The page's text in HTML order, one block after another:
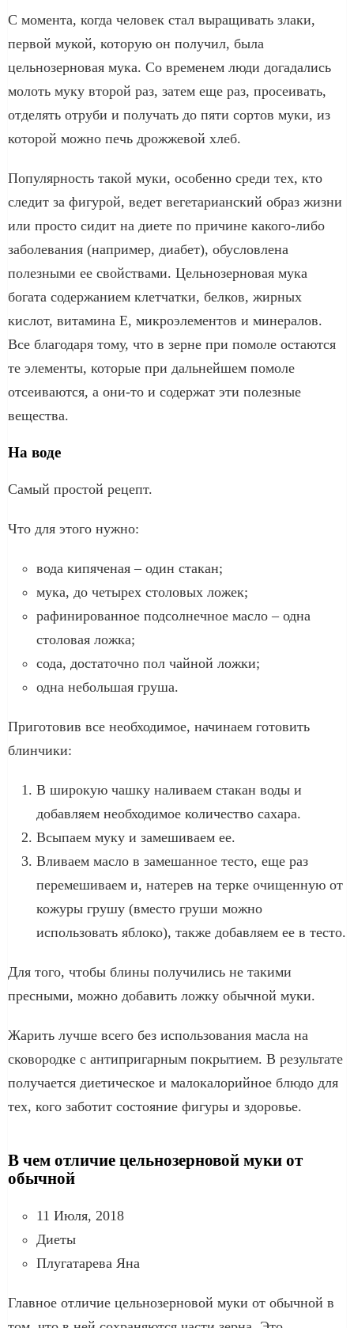
С момента, когда человек стал выращивать злаки,
первой мукой, которую он получил, была
цельнозерновая мука. Со временем люди догадались
молоть муку второй раз, затем еще раз, просеивать,
отделять отруби и получать до пяти сортов муки, из
которой можно печь дрожжевой хлеб.
Популярность такой муки, особенно среди тех, кто
следит за фигурой, ведет вегетарианский образ жизни
или просто сидит на диете по причине какого-либо
заболевания (например, диабет), обусловлена
полезными ее свойствами. Цельнозерновая мука
богата содержанием клетчатки, белков, жирных
кислот, витамина Е, микроэлементов и минералов.
Все благодаря тому, что в зерне при помоле остаются
те элементы, которые при дальнейшем помоле
отсеиваются, а они-то и содержат эти полезные
вещества.
На воде
Самый простой рецепт.
Что для этого нужно:
вода кипяченая – один стакан;
мука, до четырех столовых ложек;
рафинированное подсолнечное масло – одна
столовая ложка;
сода, достаточно пол чайной ложки;
одна небольшая груша.
Приготовив все необходимое, начинаем готовить
блинчики:
В широкую чашку наливаем стакан воды и
добавляем необходимое количество сахара.
Всыпаем муку и замешиваем ее.
Вливаем масло в замешанное тесто, еще раз
перемешиваем и, натерев на терке очищенную от
кожуры грушу (вместо груши можно
использовать яблоко), также добавляем ее в тесто.
Для того, чтобы блины получились не такими
пресными, можно добавить ложку обычной муки.
Жарить лучше всего без использования масла на
сковородке с антипригарным покрытием. В результате
получается диетическое и малокалорийное блюдо для
тех, кого заботит состояние фигуры и здоровье.
В чем отличие цельнозерновой муки от
обычной
11 Июля, 2018
Диеты
Плугатарева Яна
Главное отличие цельнозерновой муки от обычной в